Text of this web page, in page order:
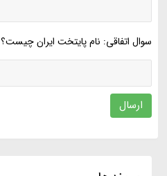
سوال اتفاقی: نام پایتخت ایران چیست؟
ارسال